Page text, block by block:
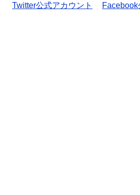
Twitter公式アカウント